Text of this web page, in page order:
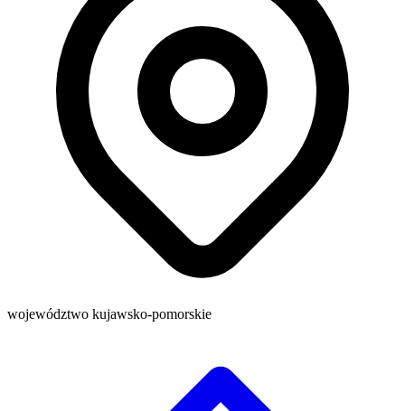
województwo kujawsko-pomorskie